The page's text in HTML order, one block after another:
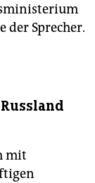
der Sprecher.
mit